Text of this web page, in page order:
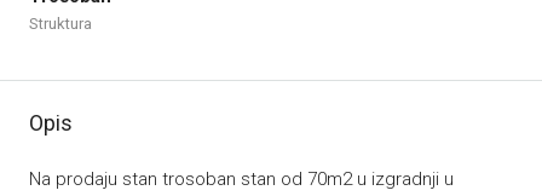
Struktura
Opis
Na prodaju stan trosoban stan od 70m2 u izgradnji u